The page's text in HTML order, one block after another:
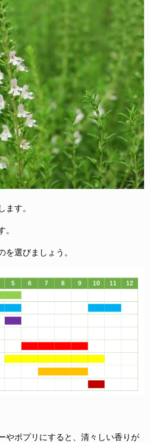
ます。
。
選びましょう。
やポプリにすると、清々しい香りが